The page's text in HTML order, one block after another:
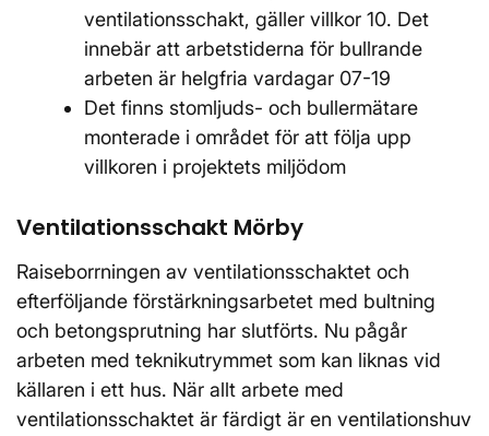
ventilationsschakt, gäller villkor 10. Det
innebär att arbetstiderna för bullrande
arbeten är helgfria vardagar 07-19
Det finns stomljuds- och bullermätare
monterade i området för att följa upp
villkoren i projektets miljödom
Ventilationsschakt Mörby
Raiseborrningen av ventilationsschaktet och
efterföljande förstärkningsarbetet med bultning
och betongsprutning har slutförts. Nu pågår
arbeten med teknikutrymmet som kan liknas vid
källaren i ett hus. När allt arbete med
ventilationsschaktet är färdigt är en ventilationshuv